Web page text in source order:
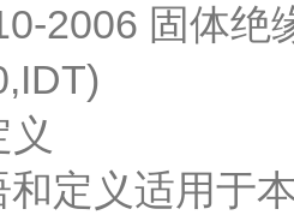
2006 固体绝
和定义适用于